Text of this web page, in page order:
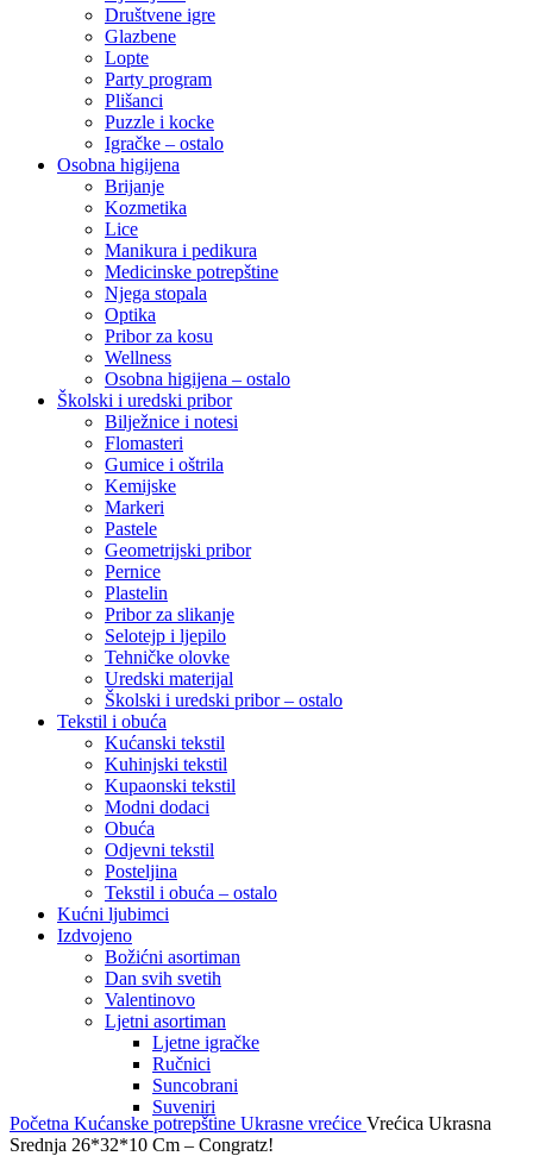
Društvene igre
Glazbene
Lopte
Party program
Plišanci
Puzzle i kocke
Igračke – ostalo
Osobna higijena
Brijanje
Kozmetika
Lice
Manikura i pedikura
Medicinske potrepštine
Njega stopala
Optika
Pribor za kosu
Wellness
Osobna higijena – ostalo
Školski i uredski pribor
Bilježnice i notesi
Flomasteri
Gumice i oštrila
Kemijske
Markeri
Pastele
Geometrijski pribor
Pernice
Plastelin
Pribor za slikanje
Selotejp i ljepilo
Tehničke olovke
Uredski materijal
Školski i uredski pribor – ostalo
Tekstil i obuća
Kućanski tekstil
Kuhinjski tekstil
Kupaonski tekstil
Modni dodaci
Obuća
Odjevni tekstil
Posteljina
Tekstil i obuća – ostalo
Kućni ljubimci
Izdvojeno
Božićni asortiman
Dan svih svetih
Valentinovo
Ljetni asortiman
Ljetne igračke
Ručnici
Suncobrani
Suveniri
Početna Kućanske potrepštine Ukrasne vrećice Vrećica Ukrasna
Srednja 26*32*10 Cm – Congratz!